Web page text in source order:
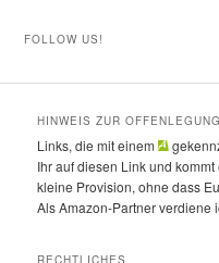
FOLLOW US!
HINWEIS ZUR OFFENLEGUNG
Links, die mit einem
Ihr auf diesen Link und
kleine Provision, ohne dass
Als Amazon-Partner verdiene